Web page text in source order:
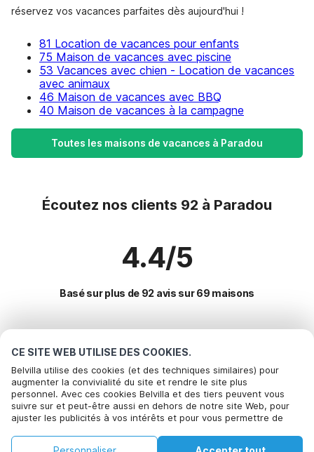
CE SITE WEB UTILISE DES COOKIES.
Belvilla utilise des cookies (et des techniques similaires) pour
augmenter la convivialité du site et rendre le site plus
personnel. Avec ces cookies Belvilla et des tiers peuvent vous
suivre sur et peut-être aussi en dehors de notre site Web, pour
ajuster les publicités à vos intérêts et pour vous permettre de
Accepter, vous acceptez de le faire. Plus d'informations peuvent
réservez vos vacances parfaites dès aujourd'hui !
81 Location de vacances pour enfants
75 Maison de vacances avec piscine
53 Vacances avec chien - Location de vacances
avec animaux
46 Maison de vacances avec BBQ
40 Maison de vacances à la campagne
Toutes les maisons de vacances à Paradou
Écoutez nos clients 92 à Paradou
4.4/5
Basé sur plus de 92 avis sur 69 maisons
Destinations les plus populaires pour les
vacances
Villes offrant les meilleures commodités pour les vacances
Location de vacances pour enfants la-roque-sur-ceze
Location de vacances pour enfants le-thor
Commodités populaires pour les vacances en Paradou
Location de vacances pour enfants